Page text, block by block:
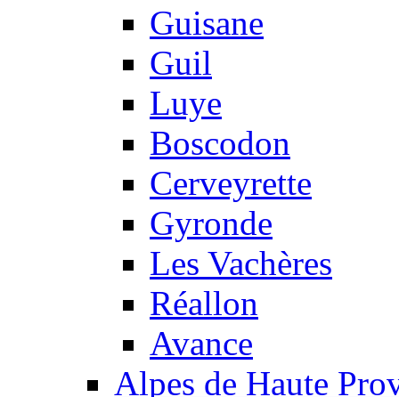
Guisane
Guil
Luye
Boscodon
Cerveyrette
Gyronde
Les Vachères
Réallon
Avance
Alpes de Haute